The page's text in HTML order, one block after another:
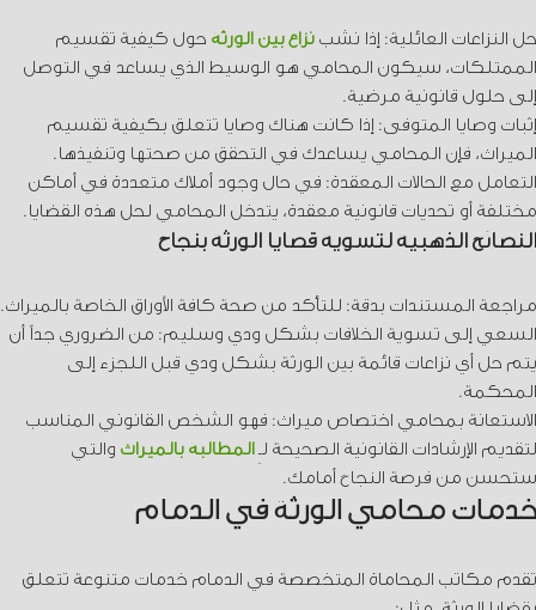
حل النزاعات العائلية: إذا نشبنزاع بين الورثة حول كيفية تقسيم
الممتلكات، سيكون المحامي هو الوسيط الذي يساعد في التوصل
إلى حلول قانونية مرضية.
إثبات وصايا المتوفى: إذا كانت هناك وصايا تتعلق بكيفية تقسيم
الميراث، فإن المحامي يساعدك في التحقق من صحتها وتنفيذها.
التعامل مع الحالات المعقدة: في حال وجود أملاك متعددة في أماكن
مختلفة أو تحديات قانونية معقدة، يتدخل المحامي لحل هذه القضايا.
النصائح الذهبية لتسوية قضايا الورثة بنجاح
مراجعة المستندات بدقة: للتأكد من صحة كافة الأوراق الخاصة بالميراث.
السعي إلى تسوية الخلافات بشكل ودي وسليم: من الضروري جداً أن
يتم حل أي نزاعات قائمة بين الورثة بشكل ودي قبل اللجزء إلى
المحكمة.
الاستعانة بمحامي اختصاص ميراث: فهو الشخص القانوني المناسب
لتقديم الإرشادات القانونية الصحيحة لـِ المطالبة بالميراث والتي
ستحسن من فرصة النجاح أمامك.
خدمات محامي الورثة في الدمام
تقدم مكاتب المحاماة المتخصصة في الدمام خدمات متنوعة تتعلق